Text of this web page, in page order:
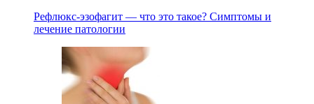
Рефлюкс-эзофагит — что это такое? Симптомы и
лечение патологии